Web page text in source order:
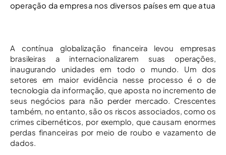
operação da empresa nos diversos países em que atua
A contínua globalização financeira levou empresas
brasileiras a internacionalizarem suas operações,
inaugurando unidades em todo o mundo. Um dos
setores em maior evidência nesse processo é o de
tecnologia da informação, que aposta no incremento de
seus negócios para não perder mercado. Crescentes
também, no entanto, são os riscos associados, como os
crimes cibernéticos, por exemplo, que causam enormes
perdas financeiras por meio de roubo e vazamento de
dados.